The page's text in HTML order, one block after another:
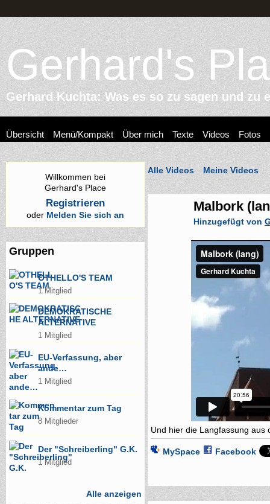
Gerhard's
Gerhard Kuchta: Was es so zu sagen und zu
Übersicht Menü/Kompakt Über mich Texte Videos Fotos
Willkommen bei
Gerhard's Place
Registrieren
oder Melden Sie sich an
Gruppen
OTHELLO'S TEAM
1 Mitglied
DEMOKRATISCHE
ALTERNATIVE
1 Mitglied
EU-Verfassung, aber
ande…
1 Mitglied
Kommentar zum Tag
8 Mitglieder
Der "Schreiberling" G.K.
1 Mitglied
Alle anzeigen
Alle Videos Meine Videos
Malbork
Hinzugefügt von
Und hier die Langfassung aus
MySpace Facebook